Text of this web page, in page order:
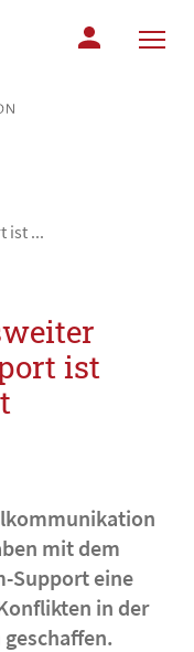
ist ...
ist
mit dem
Support eine
in der